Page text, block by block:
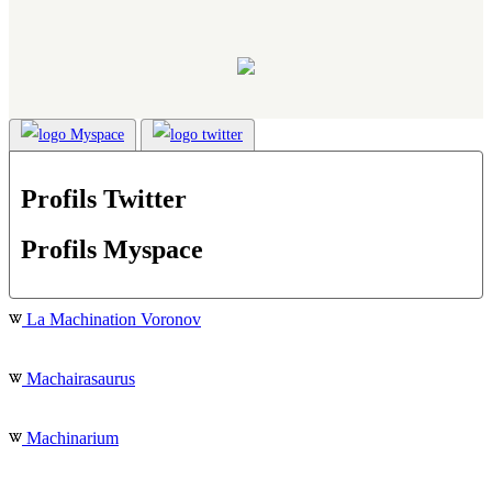
Profils Twitter
Profils Myspace
La Machination Voronov
Machairasaurus
Machinarium